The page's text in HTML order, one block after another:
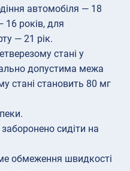
автомобіля — 18
16 років, для
— 21 рік.
стані у
допустима межа
стані становить 80 мг
сидіти на
обмеження швидкості